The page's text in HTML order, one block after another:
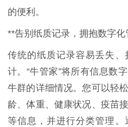
的便利。
**告别纸质记录，拥抱数字化
传统的纸质记录容易丢失
计。“牛管家”将所有信息数
牛群的详细情况。您可以轻
龄、体重、健康状况、疫苗
等信息，并进行分类管理